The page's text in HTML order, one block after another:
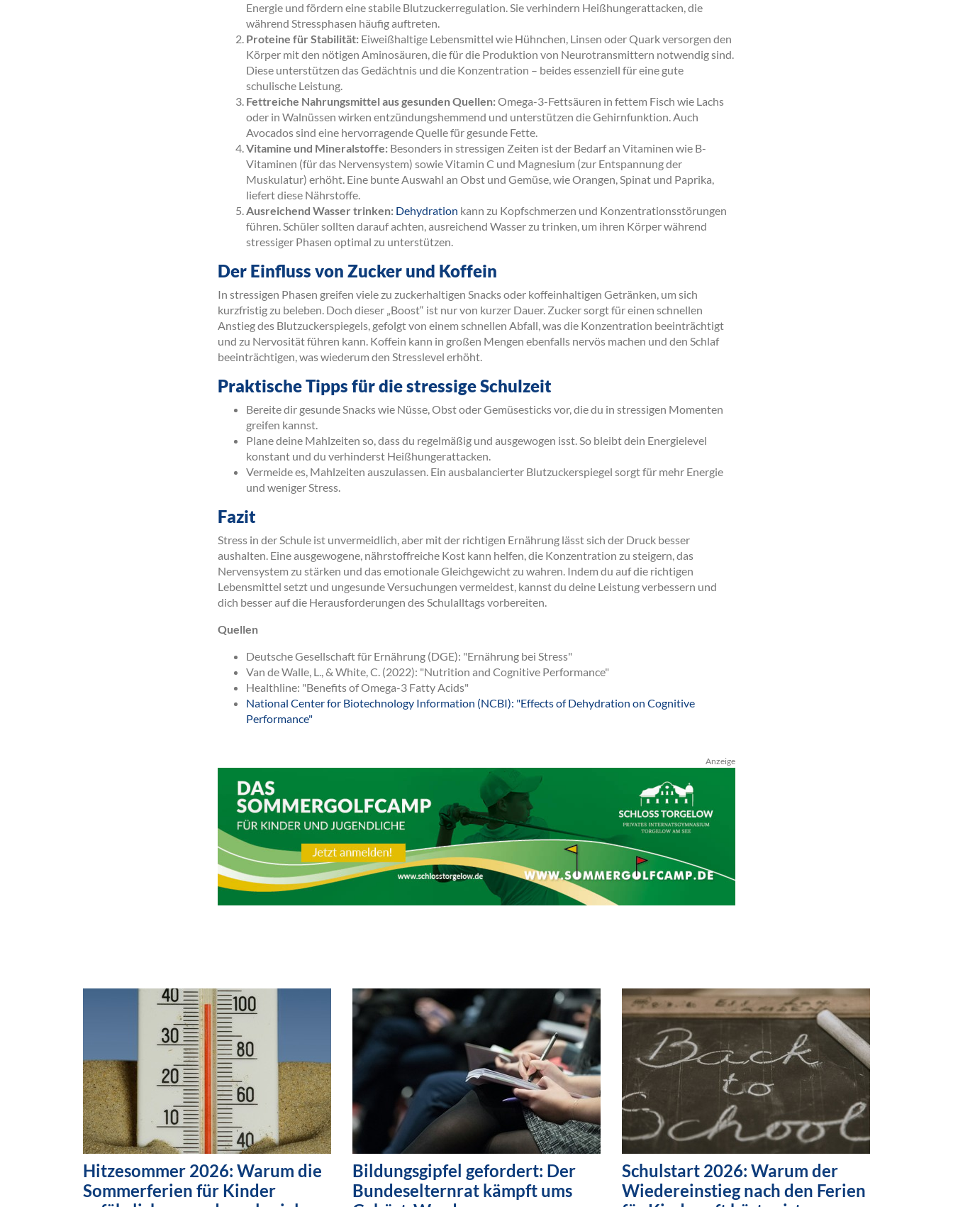
Energie und fördern eine stabile Blutzuckerregulation. Sie verhindern Heißhungerattacken, die
während Stressphasen häufig auftreten.
Proteine für Stabilität: Eiweißhaltige Lebensmittel wie Hühnchen, Linsen oder Quark versorgen den
Körper mit den nötigen Aminosäuren, die für die Produktion von Neurotransmittern notwendig sind.
Diese unterstützen das Gedächtnis und die Konzentration – beides essenziell für eine gute
schulische Leistung.
Fettreiche Nahrungsmittel aus gesunden Quellen:Omega-3-Fettsäuren in fettem Fisch wie Lachs
oder in Walnüssen wirken entzündungshemmend und unterstützen die Gehirnfunktion. Auch
Avocados sind eine hervorragende Quelle für gesunde Fette.
Vitamine und Mineralstoffe: Besonders in stressigen Zeiten ist der Bedarf an Vitaminen wie B-
Vitaminen (für das Nervensystem) sowie Vitamin C und Magnesium (zur Entspannung der
Muskulatur) erhöht. Eine bunte Auswahl an Obst und Gemüse, wie Orangen, Spinat und Paprika,
liefert diese Nährstoffe.
Ausreichend Wasser trinken: Dehydration kann zu Kopfschmerzen und Konzentrationsstörungen
führen. Schüler sollten darauf achten, ausreichend Wasser zu trinken, um ihren Körper während
stressiger Phasen optimal zu unterstützen.
Der Einfluss von Zucker und Koffein
In stressigen Phasen greifen viele zu zuckerhaltigen Snacks oder koffeinhaltigen Getränken, um sich
kurzfristig zu beleben. Doch dieser „Boost“ ist nur von kurzer Dauer. Zucker sorgt für einen schnellen
Anstieg des Blutzuckerspiegels, gefolgt von einem schnellen Abfall, was die Konzentration beeinträchtigt
und zu Nervosität führen kann. Koffein kann in großen Mengen ebenfalls nervös machen und den Schlaf
beeinträchtigen, was wiederum den Stresslevel erhöht.
Praktische Tipps für die stressige Schulzeit
Bereite dir gesunde Snacks wie Nüsse, Obst oder Gemüsesticks vor, die du in stressigen Momenten
greifen kannst.
Plane deine Mahlzeiten so, dass du regelmäßig und ausgewogen isst. So bleibt dein Energielevel
konstant und du verhinderst Heißhungerattacken.
Vermeide es, Mahlzeiten auszulassen. Ein ausbalancierter Blutzuckerspiegel sorgt für mehr Energie
und weniger Stress.
Fazit
Stress in der Schule ist unvermeidlich, aber mit der richtigen Ernährung lässt sich der Druck besser
aushalten. Eine ausgewogene, nährstoffreiche Kost kann helfen, die Konzentration zu steigern, das
Nervensystem zu stärken und das emotionale Gleichgewicht zu wahren. Indem du auf die richtigen
Lebensmittel setzt und ungesunde Versuchungen vermeidest, kannst du deine Leistung verbessern und
dich besser auf die Herausforderungen des Schulalltags vorbereiten.
Quellen
Deutsche Gesellschaft für Ernährung (DGE): "Ernährung bei Stress"
Van de Walle, L., & White, C. (2022): "Nutrition and Cognitive Performance"
Healthline: "Benefits of Omega-3 Fatty Acids"
National Center for Biotechnology Information (NCBI): "Effects of Dehydration on Cognitive
Performance"
Anzeige
Hitzesommer 2026: Warum die
Sommerferien für Kinder
Bildungsgipfel gefordert: Der
Bundeselternrat kämpft ums
Schulstart 2026: Warum der
Wiedereinstieg nach den Ferien